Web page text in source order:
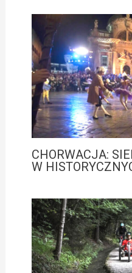
CHORWACJA:
W